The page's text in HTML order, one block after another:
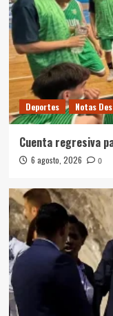
Deportes Notas
Cuenta regresiva
6 agosto, 2026 0